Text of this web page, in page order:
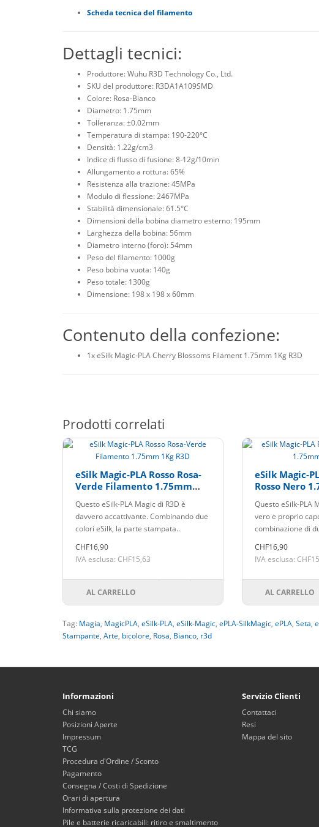
Scheda tecnica del filamento
Dettagli tecnici:
Produttore: Wuhu R3D Technology Co., Ltd.
SKU del produttore: R3DA1A109SMD
Colore: Rosa-Bianco
Diametro: 1.75mm
Tolleranza: ±0.02mm
Temperatura di stampa: 190-220°C
Densità: 1.22g/cm3
Indice di flusso di fusione: 8-12g/10min
Allungamento a rottura: 65%
Resistenza alla trazione: 45MPa
Modulo di flessione: 2467MPa
Stabilità dimensionale: 61.5°C
Dimensioni della bobina diametro esterno: 195mm
Larghezza della bobina: 56mm
Diametro interno (foro): 54mm
Peso del filamento: 1000g
Peso bobina vuota: 140g
Peso totale: 1300g
Dimensione: 198 x 198 x 60mm
Contenuto della confezione:
1x eSilk Magic-PLA Cherry Blossoms Filament 1.75mm 1Kg R3D
Prodotti correlati
eSilk Magic-PLA Rosso Rosa-
Verde Filamento 1.75mm
Questo eSilk-PLA Magic di R3D è
davvero accattivante. Combinando due
colori eSilk, la parte stampata..
CHF16,90
IVA esclusa: CHF15,63
AL CARRELLO
eSilk Magic-
Rosso Nero
Questo eSilk-PLA
vero e proprio
combinazione di
CHF16,90
IVA esclusa:
AL CARRELLO
Tag: Magia, MagicPLA, eSilk-PLA, eSilk-Magic, ePLA-SilkMagic, ePLA, Seta,
Stampante, Arte, bicolore, Rosa, Bianco, r3d
Informazioni
Chi siamo
Posizioni Aperte
Impressum
TCG
Procedura d'Ordine / Sconto
Pagamento
Consegna / Costi di Spedizione
Orari di apertura
Informativa sulla protezione dei dati
Pile e batterie ricaricabili: ritiro e smaltimento
Servizio Clienti
Contattaci
Resi
Mappa del sito